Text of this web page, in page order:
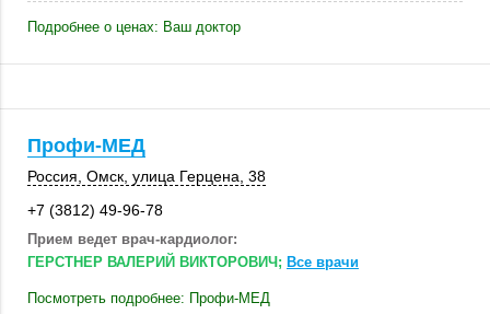
Подробнее о ценах: Ваш доктор
Профи-МЕД
Россия Омск улица Герцена, 38
+7 (3812) 49-96-78
Прием ведет врач-кардиолог:
ГЕРСТНЕР ВАЛЕРИЙ ВИКТОРОВИЧ; Все врачи
Посмотреть подробнее: Профи-МЕД